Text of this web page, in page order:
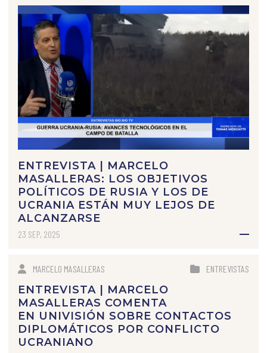
ENTREVISTA | MARCELO
MASALLERAS: LOS OBJETIVOS
POLÍTICOS DE RUSIA Y LOS DE
UCRANIA ESTÁN MUY LEJOS DE
ALCANZARSE
23 SEP, 2025
MARCELO MASALLERAS ENTREVISTAS
ENTREVISTA | MARCELO
MASALLERAS COMENTA
EN UNIVISIÓN SOBRE CONTACTOS
DIPLOMÁTICOS POR CONFLICTO
UCRANIANO